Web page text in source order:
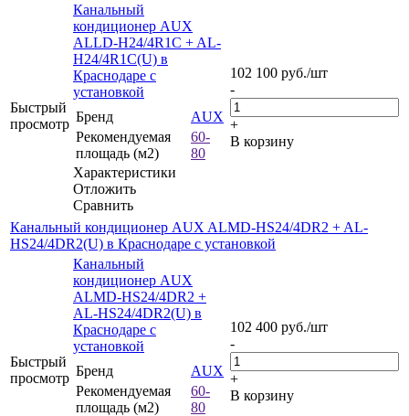
Быстрый
просмотр
Канальный
кондиционер AUX
ALLD-H24/4R1C + AL-
H24/4R1C(U) в
Краснодаре с
установкой
Бренд
AUX
Рекомендуемая
площадь (м2)
60-
80
Характеристики
Отложить
Сравнить
102 100 руб./шт
-
+
В корзину
Канальный кондиционер AUX ALMD-HS24/4DR2 + AL-
HS24/4DR2(U) в Краснодаре с установкой
Быстрый
просмотр
Канальный
кондиционер AUX
ALMD-HS24/4DR2 +
AL-HS24/4DR2(U) в
Краснодаре с
установкой
Бренд
AUX
Рекомендуемая
площадь (м2)
60-
80
102 400 руб./шт
-
+
В корзину